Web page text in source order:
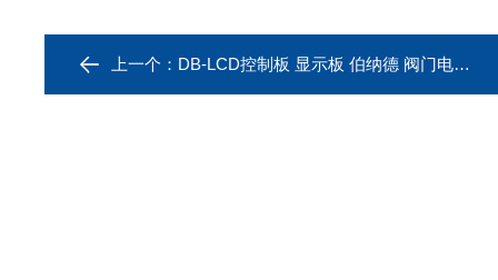
上一个： DB-LCD控制板 显示板 伯纳德 阀门电动智能板